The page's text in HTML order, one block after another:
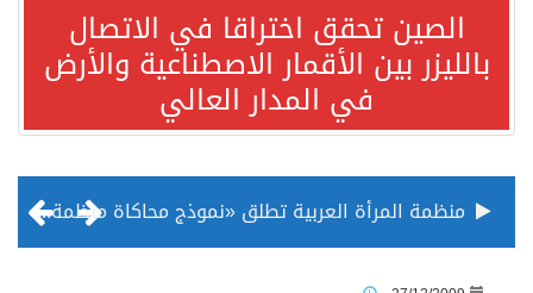
الصين تحقق اختراقا في الاتصال
بالليزر بين الأقمار الاصطناعية والأرض
في المدار العالي
منظمة المرأة العربية تطلق «نموذج محاكاة منظمة المرأة العربية للشباب» بمشاركة 10 دول عربية..غدًا